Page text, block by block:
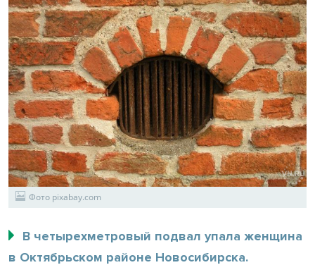
Фото pixabay.com
В четырехметровый подвал упала женщина
в Октябрьском районе Новосибирска.